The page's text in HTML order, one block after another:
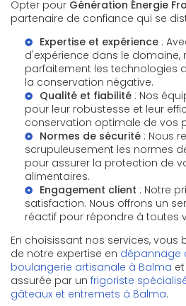
Opter pour Génération Énergie
partenaire de confiance qui se
Expertise et expérience :
d'expérience dans le domaine,
parfaitement les technologies
la conservation négative.
Qualité et fiabilité : Nos
pour leur robustesse et leur
conservation optimale de vos
Normes de sécurité : Nous
scrupuleusement les normes
pour assurer la protection de
alimentaires.
Engagement client : Notre
satisfaction. Nous offrons un
réactif pour répondre à toutes
En choisissant nos services, vous
de notre expertise en dépannage
boulangerie artisanale à Balma
assurée par un frigoriste
gâteaux et entremets à Balma.